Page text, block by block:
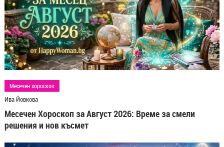
Месечен хороскоп
Ива Йовкова
Месечен Хороскоп за Август 2026: Време за смели
решения и нов късмет